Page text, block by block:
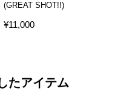
(GREAT SHOT!!)
¥11,000
たアイテム